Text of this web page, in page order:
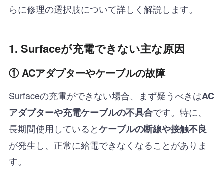
らに修理の選択肢について詳しく解説します。
1. Surfaceが充電できない主な原因
① ACアダプターやケーブルの故障
Surfaceの充電ができない場合、まず疑うべきはAC
アダプターや充電ケーブルの不具合です。特に、
長期間使用しているとケーブルの断線や接触不良
が発生し、正常に給電できなくなることがありま
す。